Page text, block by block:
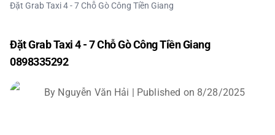
Đặt Grab Taxi 4 - 7 Chỗ Gò Công Tiền Giang
Đặt Grab Taxi 4 - 7 Chỗ Gò Công Tiền Giang
0898335292
By Nguyễn Văn Hải | Published on 8/28/2025